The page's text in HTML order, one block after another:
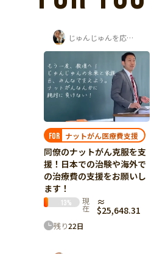
じゅんじゅんを応援する会
FOR ナットがん医療費支援
同僚のナットがん克服を支
援！日本での治験や海外で
の治療費の支援をお願いし
ます！
13% 現
在
≈
$25,648.31
残り22日